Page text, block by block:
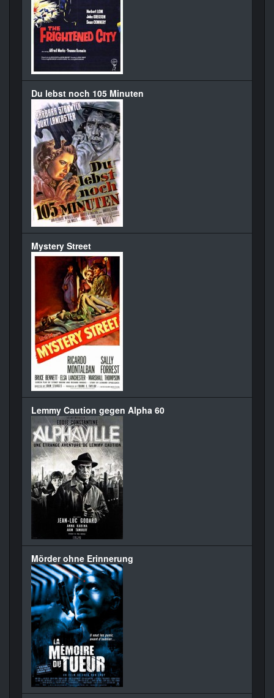
Du lebst noch 105 Minuten
Mystery Street
Lemmy Caution gegen Alpha 60
Mörder ohne Erinnerung